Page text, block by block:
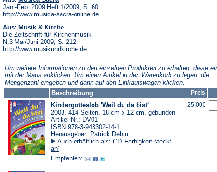
in
einem
neuen
Tab)
Jan.-Feb. 2009 Heft 1/2009, S. 60
http://www.musica-sacra-online.de(Öffnet
Aus: Musik & Kirche(Öffnet
in
einem
neuen
Tab)
Die Zeitschrift für Kirchenmusik
N.3 Mai/Juni 2009, S. 212
http://www.musikundkirche.de(Öffnet
neuen
Tab)
Um weitere Informationen zu den einzelnen Produkten zu erhalten, diese
mit der Maus anklicken. Um einen Artikel in den Warenkorb zu legen, die
Mengenzahl eingeben und dann auf den Einkaufswagen klicken.
Beschreibung
Preis
Kindergotteslob 'Weil du da bist'
2008, 414 Seiten, 18 cm x 12 cm, gebunden
Artikel-Nr.: DV01
ISBN 978-3-943302-14-1
Herausgeber: Patrick Dehm
Auch erhältlich als: CD 'Farbigkeit steckt
an'
Empfehlen:
25,00€